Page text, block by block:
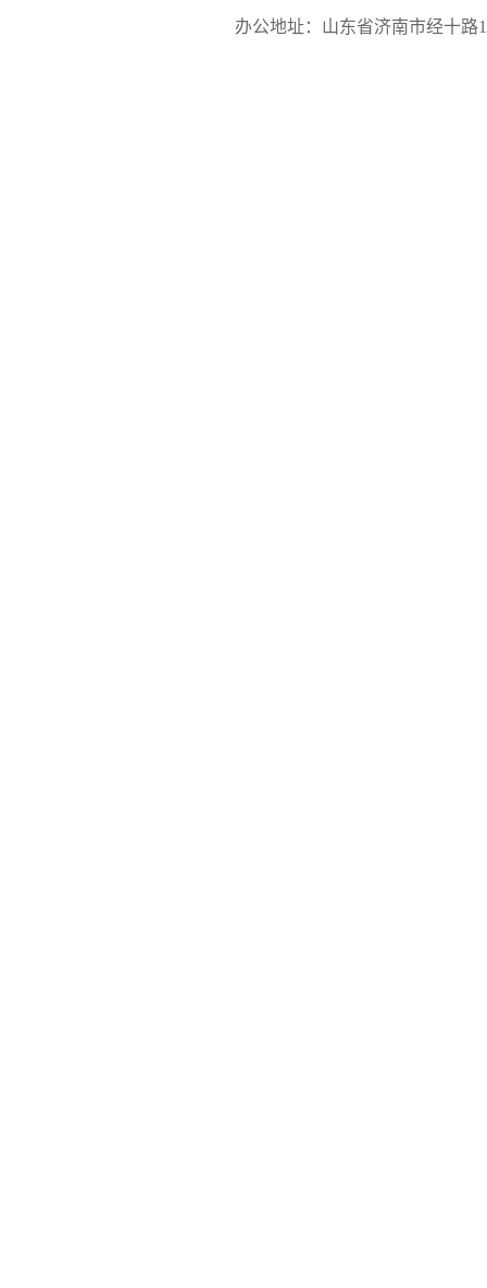
办公地址：山东省济南市经十路